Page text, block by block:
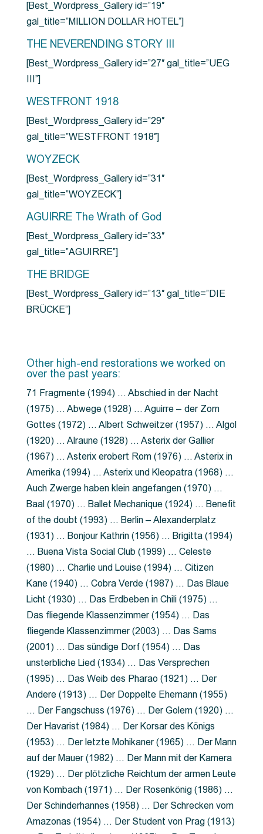
[Best_Wordpress_Gallery id=”19″
gal_title=”MILLION DOLLAR HOTEL”]
THE NEVERENDING STORY III
[Best_Wordpress_Gallery id=”27″ gal_title=”UEG
III”]
WESTFRONT 1918
[Best_Wordpress_Gallery id=”29″
gal_title=”WESTFRONT 1918″]
WOYZECK
[Best_Wordpress_Gallery id=”31″
gal_title=”WOYZECK”]
AGUIRRE The Wrath of God
[Best_Wordpress_Gallery id=”33″
gal_title=”AGUIRRE”]
THE BRIDGE
[Best_Wordpress_Gallery id=”13″ gal_title=”DIE
BRÜCKE”]
Other high-end restorations we worked on
over the past years:
71 Fragmente (1994) … Abschied in der Nacht
(1975) … Abwege (1928) … Aguirre – der Zorn
Gottes (1972) … Albert Schweitzer (1957) … Algol
(1920) … Alraune (1928) … Asterix der Gallier
(1967) … Asterix erobert Rom (1976) … Asterix in
Amerika (1994) … Asterix und Kleopatra (1968) …
Auch Zwerge haben klein angefangen (1970) …
Baal (1970) … Ballet Mechanique (1924) … Benefit
of the doubt (1993) … Berlin – Alexanderplatz
(1931) … Bonjour Kathrin (1956) … Brigitta (1994)
… Buena Vista Social Club (1999) … Celeste
(1980) … Charlie und Louise (1994) … Citizen
Kane (1940) … Cobra Verde (1987) … Das Blaue
Licht (1930) … Das Erdbeben in Chili (1975) …
Das fliegende Klassenzimmer (1954) … Das
fliegende Klassenzimmer (2003) … Das Sams
(2001) … Das sündige Dorf (1954) … Das
unsterbliche Lied (1934) … Das Versprechen
(1995) … Das Weib des Pharao (1921) … Der
Andere (1913) … Der Doppelte Ehemann (1955)
… Der Fangschuss (1976) … Der Golem (1920) …
Der Havarist (1984) … Der Korsar des Königs
(1953) … Der letzte Mohikaner (1965) … Der Mann
auf der Mauer (1982) … Der Mann mit der Kamera
(1929) … Der plötzliche Reichtum der armen Leute
von Kombach (1971) … Der Rosenkönig (1986) …
Der Schinderhannes (1958) … Der Schrecken vom
Amazonas (1954) … Der Student von Prag (1913)